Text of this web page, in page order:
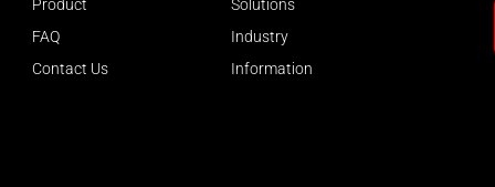
Product
FAQ
Contact Us
Solutions
Industry
Information